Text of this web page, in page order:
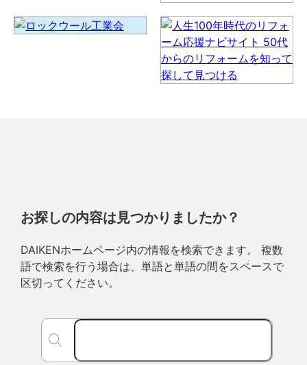
お探しの内容は見つかりましたか？
DAIKENホームページ内の情報を検索できます。 複数
語で検索を行う場合は、単語と単語の間をスペースで
区切ってください。